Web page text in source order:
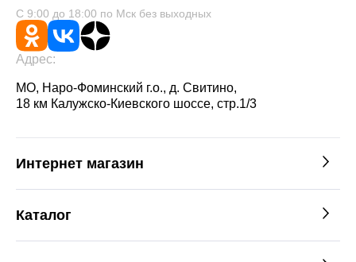
С 9:00 до 18:00 по Мск без выходных
Адрес:
МО, Наро-Фоминский г.о., д. Свитино,
18 км Калужско-Киевского шоссе, стр.1/3
Интернет магазин
Каталог